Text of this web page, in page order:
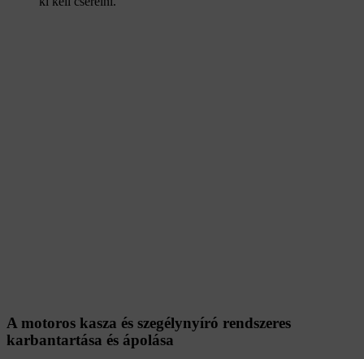
A motoros kasza és szegélynyíró rendszeres
karbantartása és ápolása